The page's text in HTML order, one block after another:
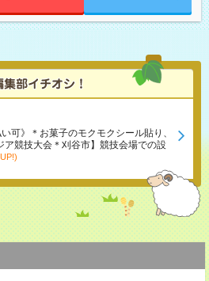
可》＊お菓子のモクモクシール貼り、
ア競技大会＊刈谷市】競技会場での設